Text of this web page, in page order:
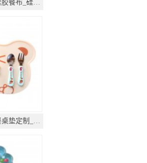
云朵硅胶餐垫_便捷式硅胶餐布_硅胶厨具
硅胶宝宝餐桌垫_硅胶餐桌垫定制_硅胶厨具